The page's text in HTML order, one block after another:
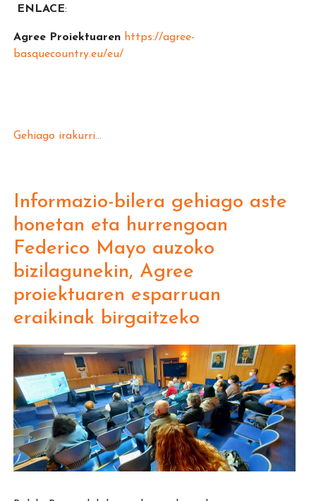
ENLACE:
Agree Proiektuaren https://agree-
basquecountry.eu/eu/
Gehiago irakurri...
Informazio-bilera gehiago aste
honetan eta hurrengoan
Federico Mayo auzoko
bizilagunekin, Agree
proiektuaren esparruan
eraikinak birgaitzeko